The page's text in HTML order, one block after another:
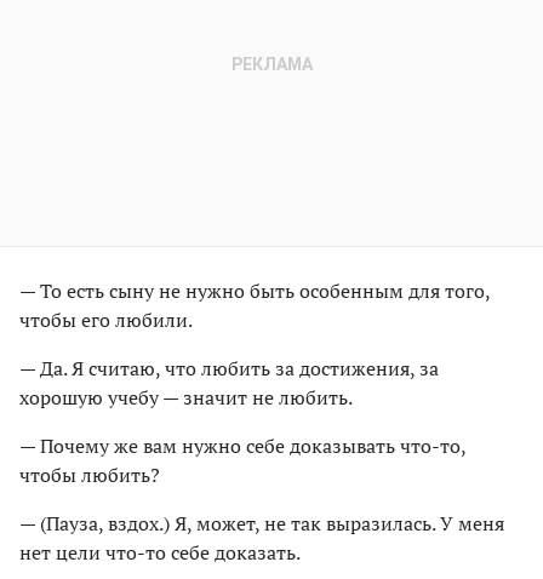
— То есть сыну не нужно быть особенным для того,
чтобы его любили.
— Да. Я считаю, что любить за достижения, за
хорошую учебу — значит не любить.
— Почему же вам нужно себе доказывать что-то,
чтобы любить?
— (Пауза, вздох.) Я, может, не так выразилась. У меня
нет цели что-то себе доказать.